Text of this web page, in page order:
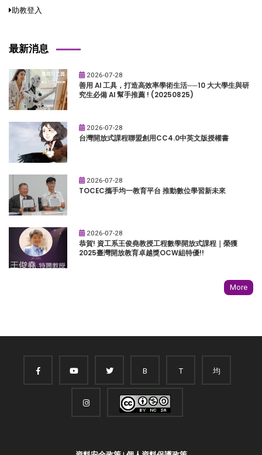
助教登入
最新消息
2026-07-28
善用 AI 工具，打造高效率學術生活──10 大大學生與研
究生必備 AI 幫手推薦 ! (20250825)
2026-07-28
台灣開放式課程聯盟創用CC4.0中英文版授權書
2026-07-28
TOCEC攜手均一教育平台 推動數位學習新未來
2026-07-28
恭賀! 資工系王俊堯教授工程數學開放式課程｜榮獲
2025臺灣開放教育卓越獎OCW組特優!!
More
B T 均